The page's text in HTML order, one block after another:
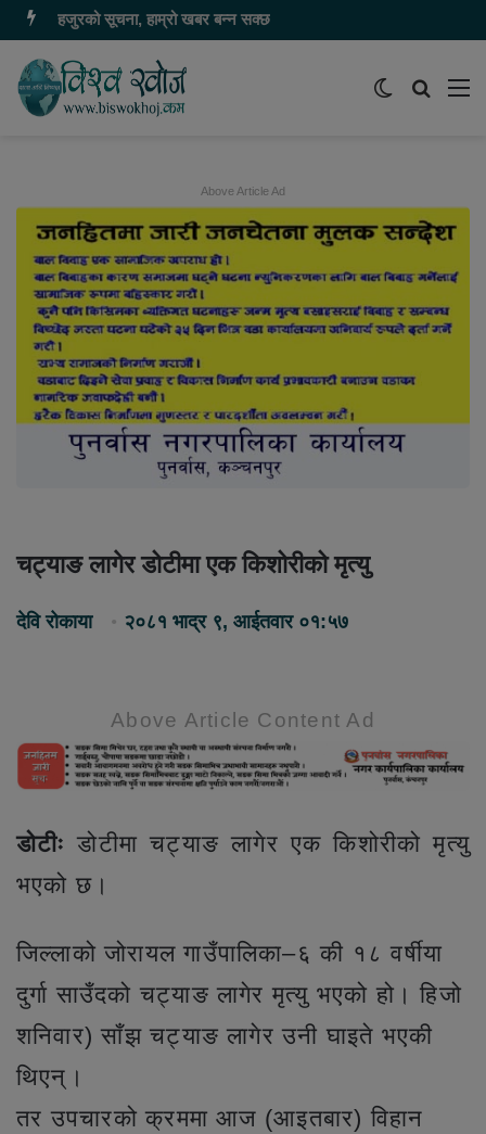
हजुरको सूचना, हाम्रो खबर बन्न सक्छ
समाचार
Switch
Above Article Ad
चट्याङ लागेर डोटीमा एक किशोरीको मृत्यु
देवि रोकाया २०८१ भाद्र ९, आईतवार ०१:५७
Above Article Content Ad
डोटीःडोटीमा चट्याङ लागेर एक किशोरीको मृत्यु
भएको छ।
जिल्लाको जोरायल गाउँपालिका–६ की १८ वर्षीया
दुर्गा साउँदको चट्याङ लागेर मृत्यु भएको हो। हिजो
शनिवार) साँझ चट्याङ लागेर उनी घाइते भएकी
थिएन्।
तर उपचारको क्रममा आज (आइतबार) विहान